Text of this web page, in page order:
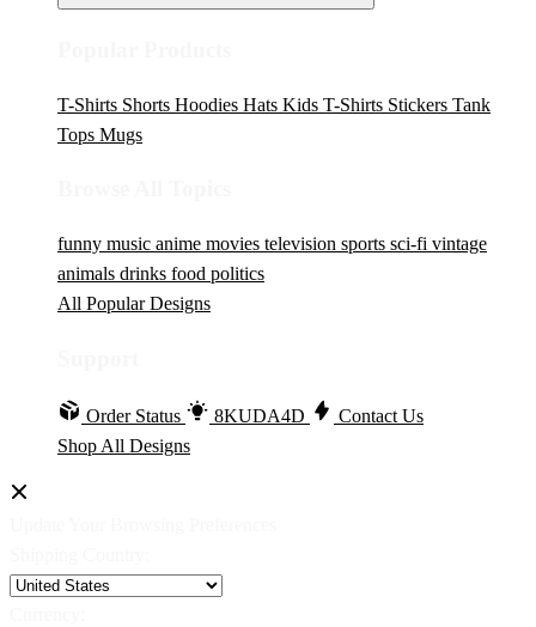
T-Shirts Shorts Hoodies Hats Kids T-Shirts Stickers Tank
Tops Mugs
funny music anime movies television sports sci-fi vintage
animals drinks food politics
All Popular Designs
Order Status 8KUDA4D
Contact Us
Shop All Designs